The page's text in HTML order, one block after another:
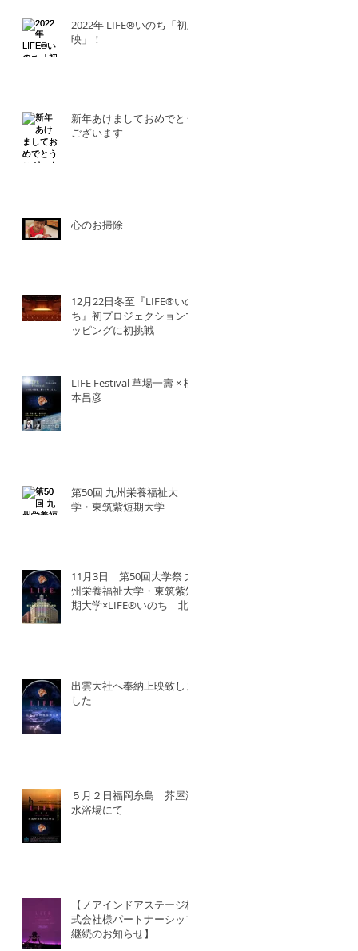
2022年 LIFE®︎いのち「初上
映」！
新年あけましておめでとう
ございます
心のお掃除
12月22日冬至『LIFE®︎いの
ち』初プロジェクションマ
ッピングに初挑戦
LIFE Festival 草場一壽 × 橋
本昌彦
第50回 九州栄養福祉大
学・東筑紫短期大学
11月3日 第50回大学祭 九
州栄養福祉大学・東筑紫短
期大学×LIFE®︎いのち 北
出雲大社へ奉納上映致しま
した
５月２日福岡糸島 芥屋海
水浴場にて
【ノアインドアステージ株
式会社様パートナーシップ
継続のお知らせ】